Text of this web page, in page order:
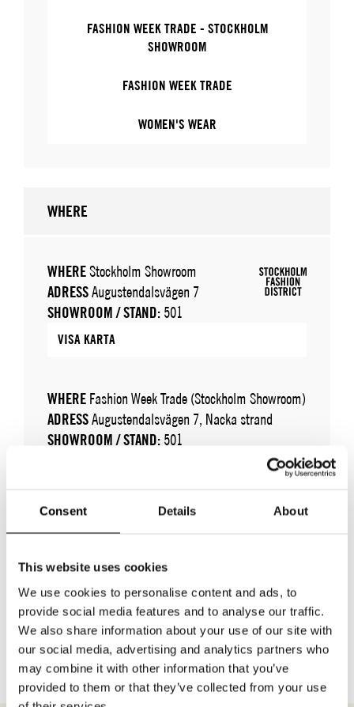
Consent Details About
This website uses cookies
We use cookies to personalise content and ads, to
provide social media features and to analyse our traffic.
We also share information about your use of our site with
our social media, advertising and analytics partners who
may combine it with other information that you’ve
provided to them or that they’ve collected from your use
FASHION WEEK TRADE - STOCKHOLM
SHOWROOM
FASHION WEEK TRADE
WOMEN'S WEAR
WHERE
WHEREStockholm Showroom
ADRESSAugustendalsvägen 7
SHOWROOM / STAND: 501
VISA KARTA
WHERE Fashion Week Trade (Stockholm Showroom)
ADRESSAugustendalsvägen 7, Nacka strand
SHOWROOM / STAND: 501
TILLBAKA TILL VARUMÄRKEN